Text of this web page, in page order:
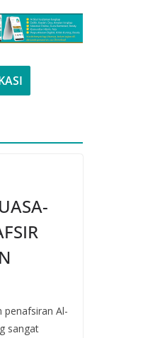
penafsiran Al-
sangat